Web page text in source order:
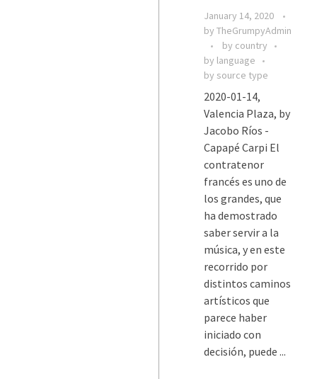
January 14, 2020
by TheGrumpyAdmin
by country
by language
by source type
2020-01-14,
Valencia Plaza, by
Jacobo Ríos -
Capapé Carpi El
contratenor
francés es uno de
los grandes, que
ha demostrado
saber servir a la
música, y en este
recorrido por
distintos caminos
artísticos que
parece haber
iniciado con
decisión, puede ...